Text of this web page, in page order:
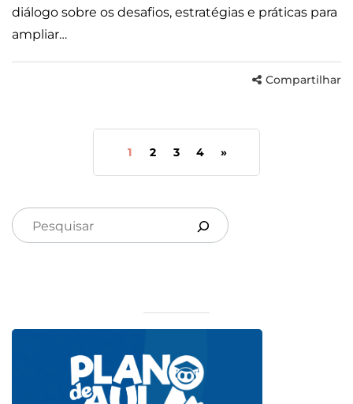
diálogo sobre os desafios, estratégias e práticas para
ampliar…
Compartilhar
1 2 3 4 »